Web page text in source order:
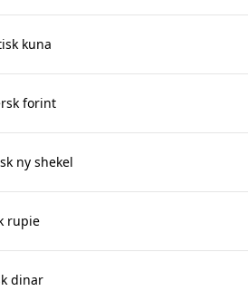
kuna
forint
ny shekel
rupie
dinar